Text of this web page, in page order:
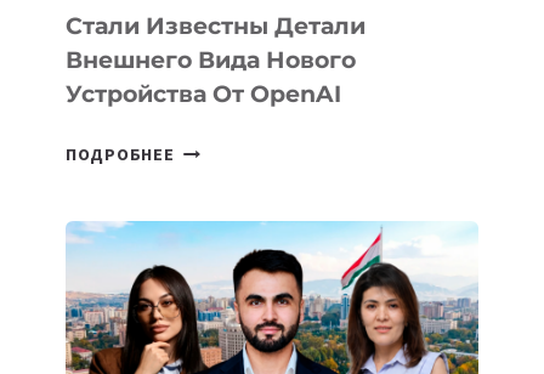
Стали Известны Детали
Внешнего Вида Нового
Устройства От OpenAI
ПОДРОБНЕЕ СТАЛИ
ВНЕШНЕГО
ВИДА
НОВОГО
УСТРОЙСТВА
ОТ